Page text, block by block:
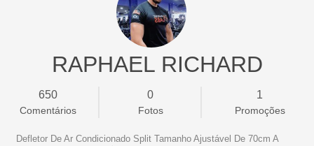
RAPHAEL RICHARD
650
Comentários
0
Fotos
1
Promoções
Defletor De Ar Condicionado Split Tamanho Ajustável De 70cm A